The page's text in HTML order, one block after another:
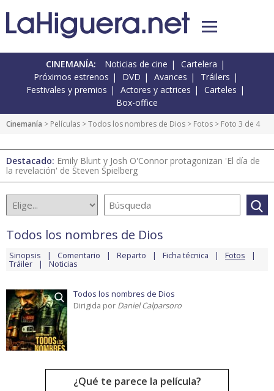
CINEMANÍA: Noticias de cine
Cartelera
Próximos estrenos
DVD Avances
Tráilers
Festivales y premios
Actores y actrices
Carteles
Box-office
Cinemanía > Películas >Todos los nombres de Dios > Fotos > Foto 3 de 4
Destacado: Emily Blunt y Josh O'Connor protagonizan 'El día de
la revelación' de Steven Spielberg
Todos los nombres de Dios
Sinopsis Comentario Reparto Ficha técnica Fotos
Tráiler Noticias
Todos los nombres de Dios
Dirigida por Daniel Calparsoro
¿Qué te parece la película?